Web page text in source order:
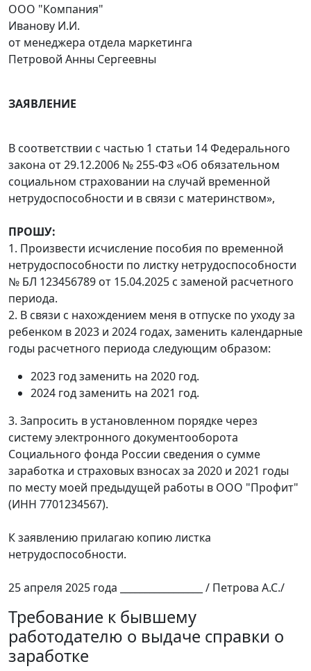
ООО "Компания"
Иванову И.И.
от менеджера отдела маркетинга
Петровой Анны Сергеевны
ЗАЯВЛЕНИЕ
В соответствии с частью 1 статьи 14 Федерального
закона от 29.12.2006 № 255-ФЗ «Об обязательном
социальном страховании на случай временной
нетрудоспособности и в связи с материнством»,
ПРОШУ:
1. Произвести исчисление пособия по временной
нетрудоспособности по листку нетрудоспособности
№ БЛ 123456789 от 15.04.2025 с заменой расчетного
периода.
2. В связи с нахождением меня в отпуске по уходу за
ребенком в 2023 и 2024 годах, заменить календарные
годы расчетного периода следующим образом:
2023 год заменить на 2020 год.
2024 год заменить на 2021 год.
3. Запросить в установленном порядке через
систему электронного документооборота
Социального фонда России сведения о сумме
заработка и страховых взносах за 2020 и 2021 годы
по месту моей предыдущей работы в ООО "Профит"
(ИНН 7701234567).
К заявлению прилагаю копию листка
нетрудоспособности.
25 апреля 2025 года _________________ / Петрова А.С./
Требование к бывшему
работодателю о выдаче справки о
заработке